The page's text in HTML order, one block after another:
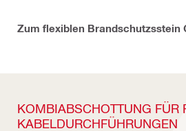
Zum flexiblen Brandschutzsstein
KOMBIABSCHOTTUNG FÜR
KABELDURCHFÜHRUNGEN